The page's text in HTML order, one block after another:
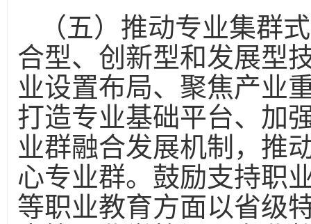
（五）推动专业集群
合型、创新型和发展型
业设置布局、聚焦产业
打造专业基础平台、加
业群融合发展机制，推
心专业群。鼓励支持职
等职业教育方面以省级